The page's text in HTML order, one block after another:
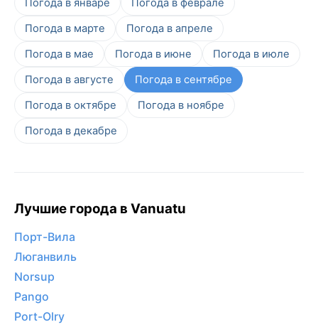
Погода в январе
Погода в феврале
Погода в марте
Погода в апреле
Погода в мае
Погода в июне
Погода в июле
Погода в августе
Погода в сентябре
Погода в октябре
Погода в ноябре
Погода в декабре
Лучшие города в Vanuatu
Порт-Вила
Люганвиль
Norsup
Pango
Port-Olry